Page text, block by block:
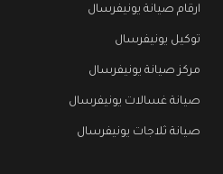
ارقام صيانة يونيفرسال
توكيل يونيفرسال
مركز صيانة يونيفرسال
صيانة غسالات يونيفرسال
صيانة ثلاجات يونيفرسال